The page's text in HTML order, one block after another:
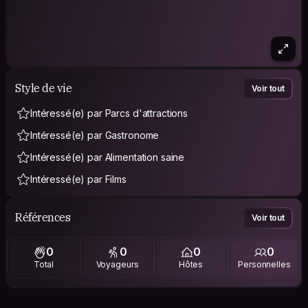
Style de vie Voir tout
Intéressé(e) par Parcs d'attractions
Intéressé(e) par Gastronome
Intéressé(e) par Alimentation saine
Intéressé(e) par Films
Références Voir tout
0
Total
0
Voyageurs
0
Hôtes
0
Personnelles